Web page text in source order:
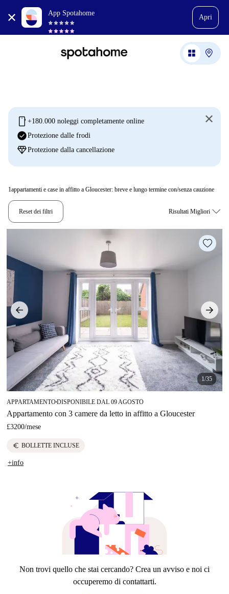
App Spotahome
Apri
mobile +180.000 noleggi completamente online
check_circleProtezione dalle frodi
diamondProtezione dalla cancellazione
1appartamenti e case in affitto a Gloucester: breve e lungo termine con/senza cauzione
Reset dei filtri
1/35
APPARTAMENTO■DISPONIBILE DAL 09 AGOSTO
Appartamento con 3 camere da letto in affitto a Gloucester
£3200/mese
euro BOLLETTE INCLUSE
+info
Non trovi quello che stai cercando? Crea un avviso e noi ci
occuperemo di contattarti.